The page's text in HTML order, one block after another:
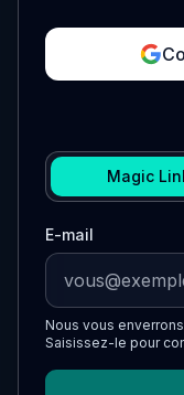
Magic
E-mail
Nous vous
Saisissez-le pour